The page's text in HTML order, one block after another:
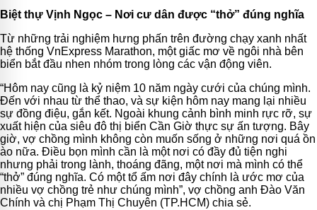
Biệt thự Vịnh Ngọc – Nơi cư dân được “thở” đúng nghĩa
Từ những trải nghiệm hưng phấn trên đường chạy xanh nhất
hệ thống VnExpress Marathon, một giấc mơ về ngôi nhà bên
biển bắt đầu nhen nhóm trong lòng các vận động viên.
“Hôm nay cũng là kỷ niệm 10 năm ngày cưới của chúng mình.
Đến với nhau từ thể thao, và sự kiện hôm nay mang lại nhiều
sự đồng điệu, gắn kết. Ngoài khung cảnh bình minh rực rỡ, sự
xuất hiện của siêu đô thị biển Cần Giờ thực sự ấn tượng. Bây
giờ, vợ chồng mình không còn muốn sống ở những nơi quá ồn
ào nữa. Điều bọn mình cần là một nơi có đầy đủ tiện nghi
nhưng phải trong lành, thoáng đãng, một nơi mà mình có thể
“thở” đúng nghĩa. Có một tổ ấm nơi đây chính là ước mơ của
nhiều vợ chồng trẻ như chúng mình”, vợ chồng anh Đào Văn
Chính và chị Phạm Thị Chuyên (TP.HCM) chia sẻ.